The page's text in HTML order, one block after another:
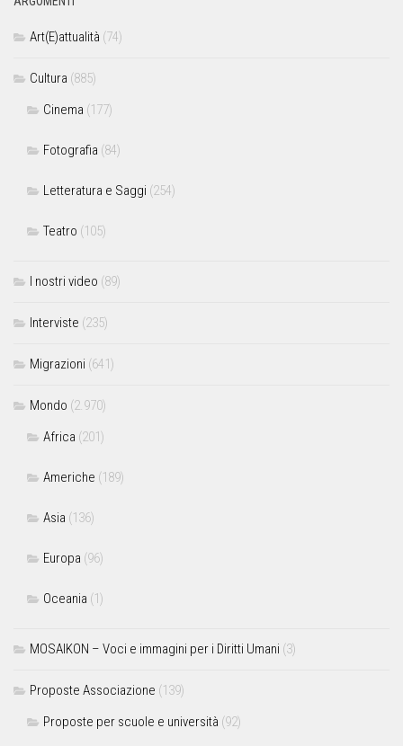
Art(E)attualità (74)
Cultura (885)
Cinema (177)
Fotografia (84)
Letteratura e Saggi (254)
Teatro (105)
I nostri video (89)
Interviste (235)
Migrazioni (641)
Mondo (2.970)
Africa (201)
Americhe (189)
Asia (136)
Europa (96)
Oceania (1)
MOSAIKON – Voci e immagini per i Diritti Umani (3)
Proposte Associazione (139)
Proposte per scuole e università (92)